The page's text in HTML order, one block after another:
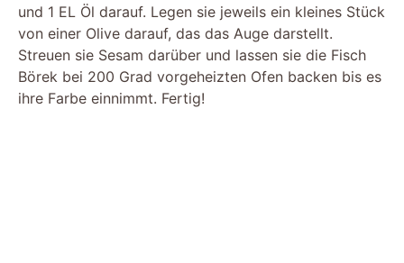
und 1 EL Öl darauf. Legen sie jeweils ein kleines Stück
von einer Olive darauf, das das Auge darstellt.
Streuen sie Sesam darüber und lassen sie die Fisch
Börek bei 200 Grad vorgeheizten Ofen backen bis es
ihre Farbe einnimmt. Fertig!